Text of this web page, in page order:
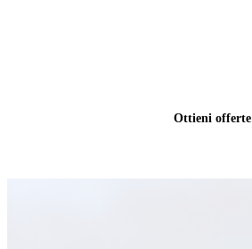
Ottieni offerte